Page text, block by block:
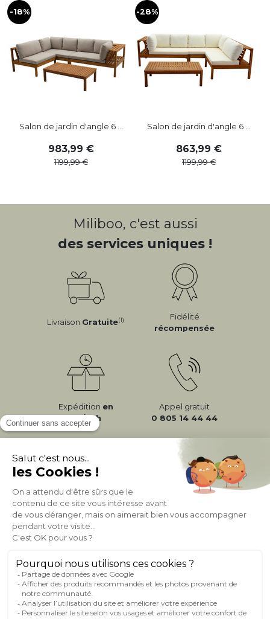
-18%
Salon de jardin d'angle 6 ...
983,99
1199,99
-28%
Salon de jardin d'angle 6 ...
863,99
1199,99
Miliboo, c'est aussi
des services uniques !
Livraison Gratuite(1)
Fidélité
récompensée
Expédition en
24/72h
Appel gratuit
0 805 14 44 44
À PROPOS DE MILIBOO
AIDE & CONTACT